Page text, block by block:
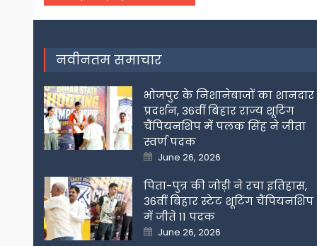
navigation
नवीनतम समाचार
भोजपुर के निशानेबाजों का शानदार
प्रदर्शन, 36वीं बिहार राज्य शूटिंग
चैंपियनशिप में पलक सिंह ने जीता
स्वर्ण पदक
Posted
on
June 26, 2026
पिता-पुत्र की जोड़ी ने रचा इतिहास,
36वीं बिहार स्टेट शूटिंग चैंपियनशिप
में जीते 11 पदक
Posted
on
June 26, 2026